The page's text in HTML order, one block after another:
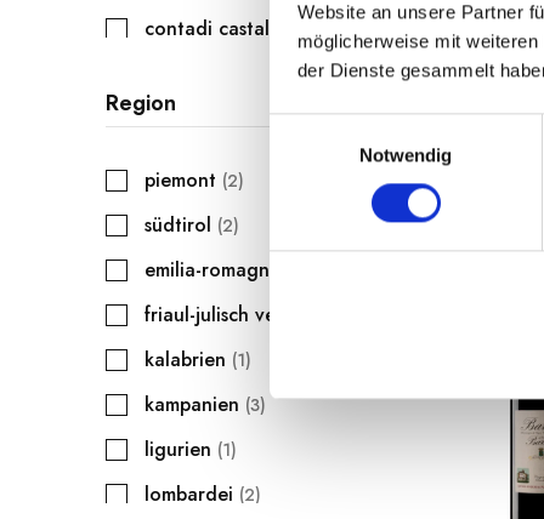
Website an unsere Partner
möglicherweise mit
der Dienste gesammelt
E
Notwendig
€
inkl.
contadi castaldi
gragnano in corsa 1
le stagioni d'italia 1
oleificio toscano morettini
Region
piemont 2
südtirol 2
emilia-romagna
friaul-julisch venetien
kalabrien 1
kampanien 3
ligurien 1
lombardei 2